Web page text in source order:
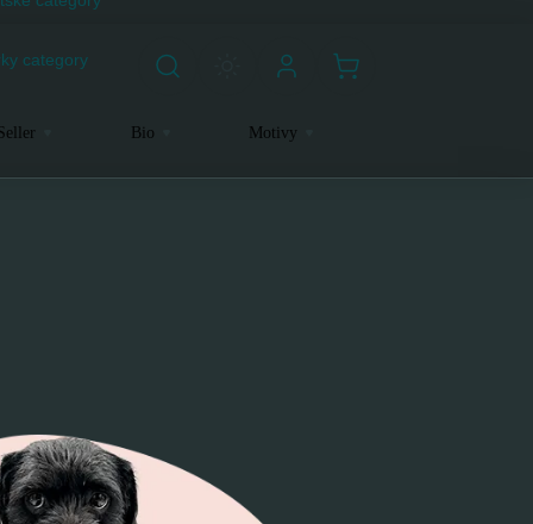
category
Bio Motivy